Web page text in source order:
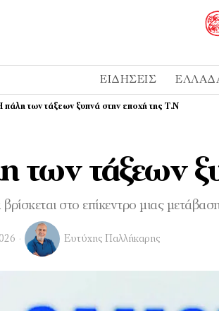
ΕΙΔΉΣΕΙΣ
πάλη των τάξεων ξυπνά στην εποχή της Τ.Ν
των τάξεων
στο επίκεντρο µιας
Ευτύχης Παλλήκαρης